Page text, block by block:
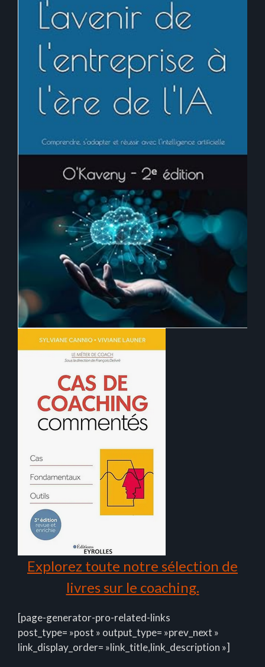
Explorez toute notre sélection de
livres sur le coaching.
[page-generator-pro-related-links
post_type= »post » output_type= »prev_next »
link_display_order= »link_title,link_description »]